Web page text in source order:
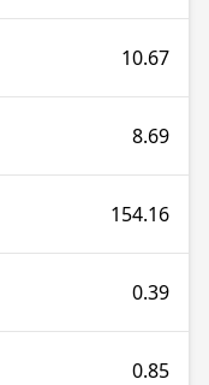
10.67
8.69
154.16
0.39
0.85